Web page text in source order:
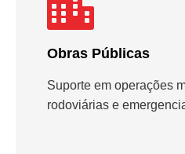
Obras Públicas
Suporte em operações
rodoviárias e